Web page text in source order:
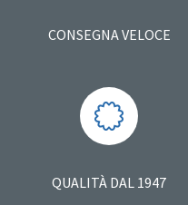
CONSEGNA VELOCE
QUALITÀ DAL 1947